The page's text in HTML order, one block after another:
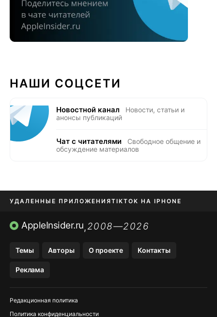
НАШИ СОЦСЕТИ
Новостной канал
Новости, статьи и
анонсы публикаций
Чат с читателями
Свободное общение и
обсуждение материалов
УДАЛЕННЫЕ ПРИЛОЖЕНИЯTIKTOK НА IPHONE
ПРИЛОЖЕНИЯ БЕЗ APP STORE
AppleInsider.ru,2008—2026
Темы Авторы О проекте Контакты
Реклама
Редакционная политика
Политика конфиденциальности